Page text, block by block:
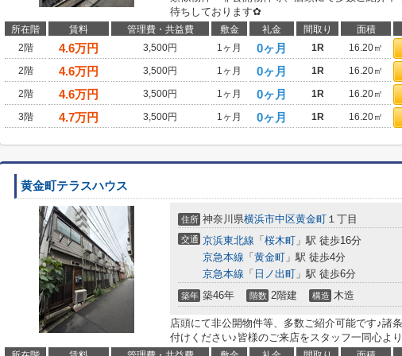
待ちしております✿
所在階 賃料 管理費・共益費 敷金 礼金 間取り 面積
2階
4.6万円 3,500円 1ヶ月 0ヶ月 1R 16.20㎡
2階
4.6万円 3,500円 1ヶ月 0ヶ月 1R 16.20㎡
2階
4.6万円 3,500円 1ヶ月 0ヶ月 1R 16.20㎡
3階
4.7万円 3,500円 1ヶ月 0ヶ月 1R 16.20㎡
黄金町テラスハウス
住所 神奈川県横浜市中区黄金町 １丁目
交通 京浜東北線 「 桜木町 」駅 徒歩16分
京急本線 「 黄金町 」駅 徒歩4分
京急本線 「 日ノ出町 」駅 徒歩6分
築年 築46年 階数 2階建 構造 木造
店頭にて非公開物件等、多数ご紹介可能です♪諸
付けください♪皆様のご来店をスタッフ一同心よ